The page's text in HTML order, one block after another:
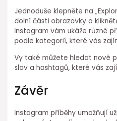
Jednoduše klepněte na
dolní části obrazovky a
Instagram vám ukáže různé
podle kategorií, které vás
Vy také můžete hledat nové
slov a hashtagů, které vás
Závěr
Instagram příběhy umožňují